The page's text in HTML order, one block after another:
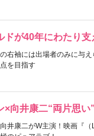
ドが40年にわたり支
右袖には出場者のみに与
を目指す
×向井康二“両片思い
井康二がW主演！映画『